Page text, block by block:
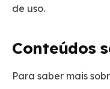
de uso.
Conteúdos
Para saber mais